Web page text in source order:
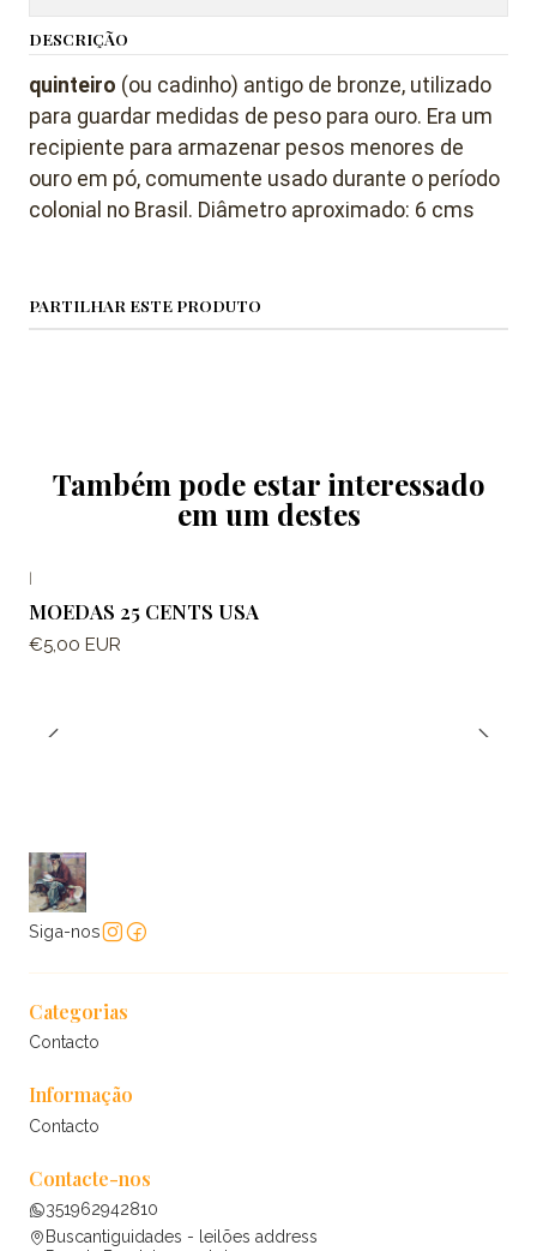
DESCRIÇÃO
quinteiro (ou cadinho) antigo de bronze, utilizado
para guardar medidas de peso para ouro. Era um
recipiente para armazenar pesos menores de
ouro em pó, comumente usado durante o período
colonial no Brasil. Diâmetro aproximado: 6 cms
PARTILHAR ESTE PRODUTO
Também pode estar interessado
em um destes
|
MOEDAS 25 CENTS USA
€5,00 EUR
Siga-nos
Categorias
Contacto
Informação
Contacto
Contacte-nos
351962942810
Buscantiguidades - leilões address